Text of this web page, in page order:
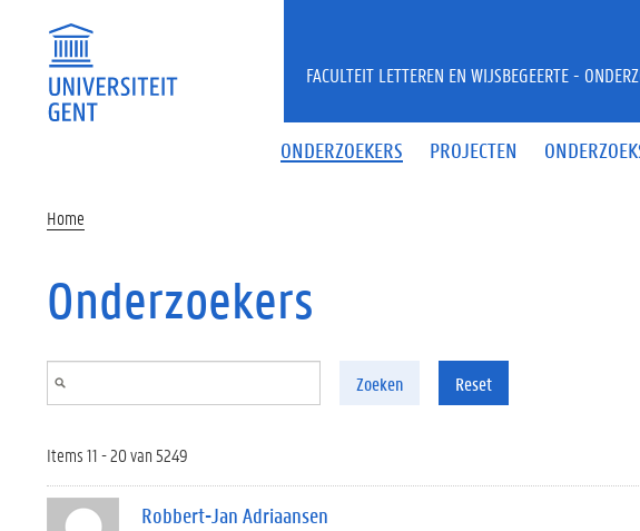
ONDERZOEKERS PROJECTEN
FACULTEIT LETTEREN EN WIJSBEGEERTE -
Home
Onderzoekers
Zoeken Reset
Items 11 - 20 van 5249
Robbert-Jan Adriaansen